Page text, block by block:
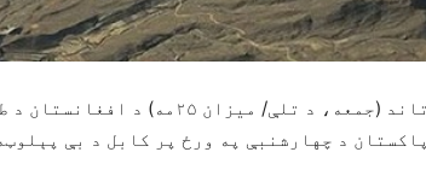
تاند (جمعه، د تلې/ میزان
پاکستان د چهارشنبې په ورځ پر کابل د بې